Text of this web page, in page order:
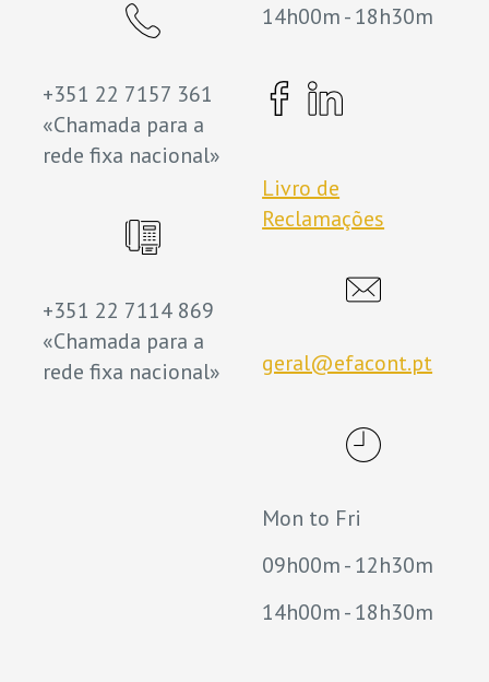
+351 22 7157 361
«Chamada para a
rede fixa nacional»
+351 22 7114 869
«Chamada para a
rede fixa nacional»
14h00m - 18h30m
Livro de
Reclamações
geral@efacont.pt
Mon to Fri
09h00m - 12h30m
14h00m - 18h30m